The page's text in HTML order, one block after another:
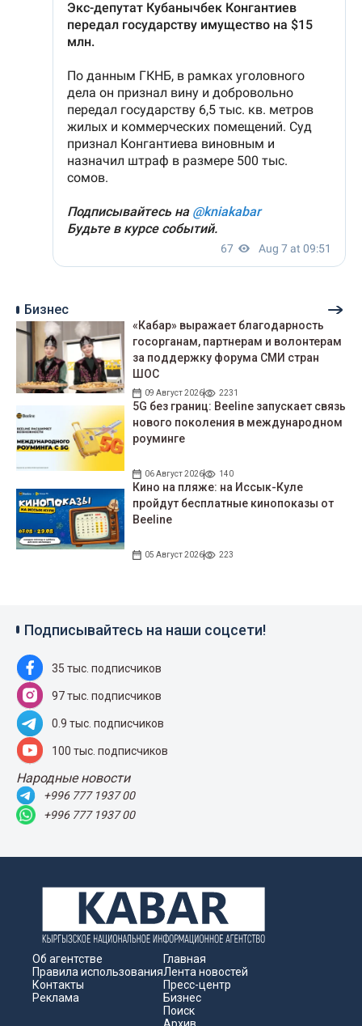
Бизнес
«Кабар» выражает благодарность
госорганам, партнерам и волонтерам
за поддержку форума СМИ стран
ШОС
09 Август 2026 2231
5G без границ: Beeline запускает связь
нового поколения в международном
роуминге
06 Август 2026 140
Кино на пляже: на Иссык-Куле
пройдут беcплатные кинопоказы от
Beeline
05 Август 2026 223
Подписывайтесь на наши соцсети!
35 тыс. подписчиков
97 тыс. подписчиков
0.9 тыс. подписчиков
100 тыс. подписчиков
Народные новости
+996 777 1937 00
+996 777 1937 00
Об агентстве
Правила использования
Контакты
Реклама
Главная
Лента новостей
Пресс-центр
Бизнес
Поиск